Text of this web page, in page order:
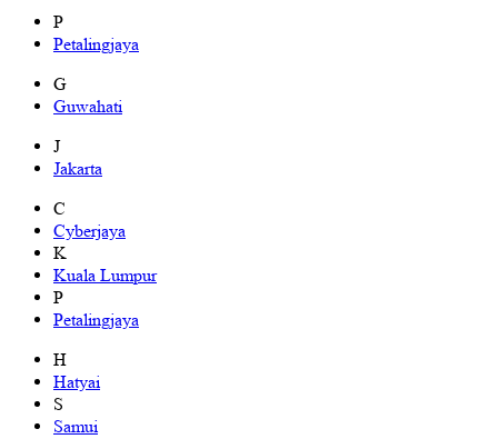
P
Petalingjaya
G
Guwahati
J
Jakarta
C
Cyberjaya
K
Kuala Lumpur
P
Petalingjaya
H
Hatyai
S
Samui